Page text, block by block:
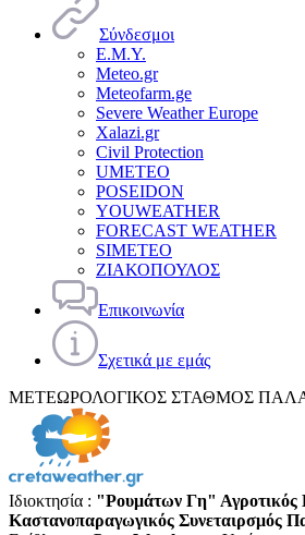
Σύνδεσμοι
Ε.Μ.Υ.
Meteo.gr
Meteofarm.ge
Severe Weather Europe
Xalazi.gr
Civil Protection
UMETEO
POSEIDON
YOUWEATHER
FORECAST WEATHER
SIMETEO
ΖΙΑΚΟΠΟΥΛΟΣ
Επικοινωνία
Σχετικά με εμάς
ΜΕΤΕΩΡΟΛΟΓΙΚΟΣ ΣΤΑΘΜΟΣ
Ιδιοκτησία : "Ρουμάτων Γη" Αγροτικός
Καστανοπαραγωγικός Συνεταιρσμός